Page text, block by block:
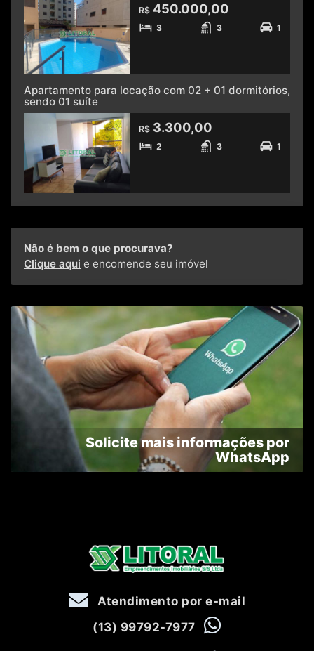
R$ 450.000,00
3 3 1
Apartamento para locação com 02 + 01 dormitórios,
sendo 01 suíte
R$ 3.300,00
2 3 1
Não é bem o que procurava?
Clique aqui e encomende seu imóvel
Solicite mais informações por
WhatsApp
Atendimento por e-mail
(13) 99792-7977